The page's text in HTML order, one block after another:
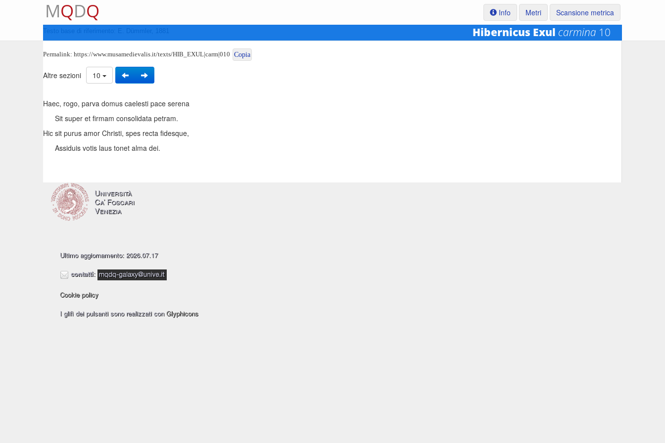
MQDQ Info Metri Scansione metrica
Hibernicus Exul carmina 10
Permalink: https://www.musamedievalis.it/texts/HIB_EXUL|carm|010 Copia
Altre sezioni 10
Haec, rogo, parva domus caelesti pace serena
Sit super et firmam consolidata petram.
Hic sit purus amor Christi, spes recta fidesque,
Assiduis votis laus tonet alma dei.
Università
Ca’ Foscari
Venezia
Ultimo aggiornamento: 2026.07.17
contatti:
Cookie policy
I glifi dei pulsanti sono realizzati conGlyphicons